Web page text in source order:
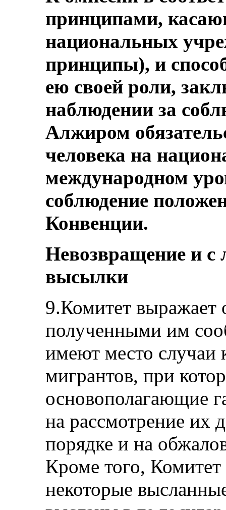
принципами,
национальных
принципы), и
ею своей роли,
наблюдении за
Алжиром
человека на
международном
соблюдение
Конвенции.
Невозвращение и с
высылки
9.Комитет выражает
полученными им
имеют место случаи
мигрантов, при
основополагающие
на рассмотрение их
порядке и на
Кроме того, Комитет
некоторые